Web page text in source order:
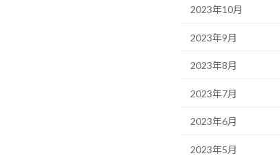
2023年10月
2023年9月
2023年8月
2023年7月
2023年6月
2023年5月